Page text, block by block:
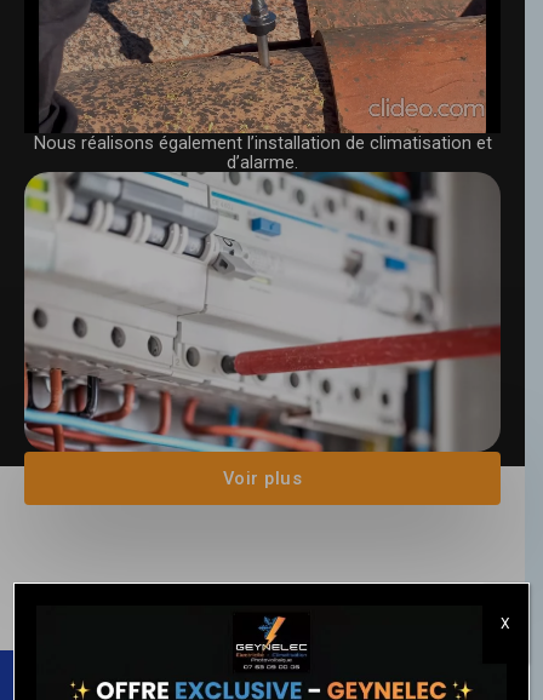
Nous réalisons également l’installation de climatisation et
d’alarme.
Voir plus
X